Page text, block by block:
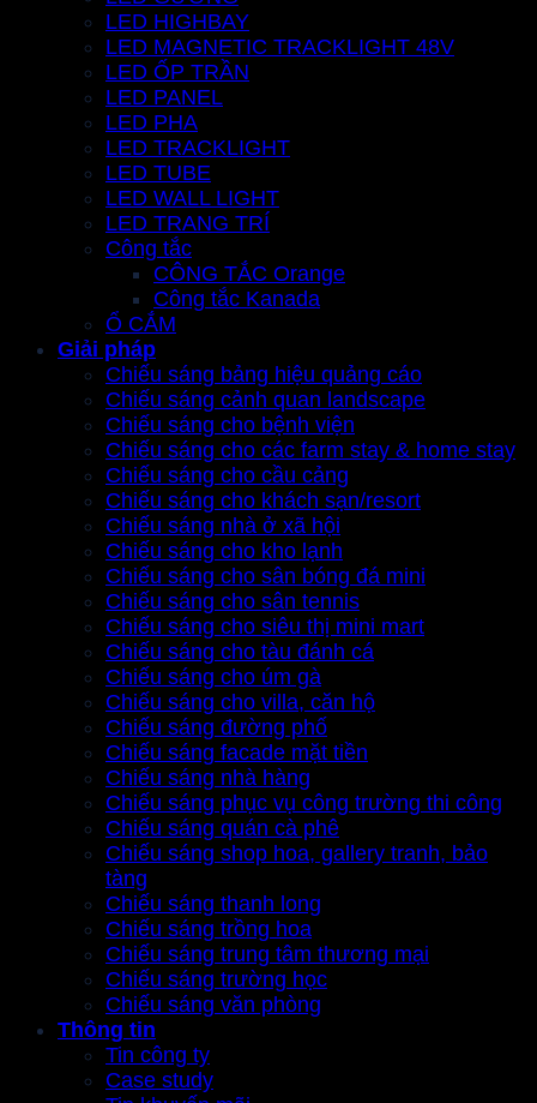
LED HIGHBAY
LED MAGNETIC TRACKLIGHT 48V
LED ỐP TRẦN
LED PANEL
LED PHA
LED TRACKLIGHT
LED TUBE
LED WALL LIGHT
LED TRANG TRÍ
Công tắc
CÔNG TẮC Orange
Công tắc Kanada
Ổ CẮM
Giải pháp
Chiếu sáng bảng hiệu quảng cáo
Chiếu sáng cảnh quan landscape
Chiếu sáng cho bệnh viện
Chiếu sáng cho các farm stay & home stay
Chiếu sáng cho cầu cảng
Chiếu sáng cho khách sạn/resort
Chiếu sáng nhà ở xã hội
Chiếu sáng cho kho lạnh
Chiếu sáng cho sân bóng đá mini
Chiếu sáng cho sân tennis
Chiếu sáng cho siêu thị mini mart
Chiếu sáng cho tàu đánh cá
Chiếu sáng cho úm gà
Chiếu sáng cho villa, căn hộ
Chiếu sáng đường phố
Chiếu sáng facade mặt tiền
Chiếu sáng nhà hàng
Chiếu sáng phục vụ công trường thi công
Chiếu sáng quán cà phê
Chiếu sáng shop hoa, gallery tranh, bảo
tàng
Chiếu sáng thanh long
Chiếu sáng trồng hoa
Chiếu sáng trung tâm thương mại
Chiếu sáng trường học
Chiếu sáng văn phòng
Thông tin
Tin công ty
Case study